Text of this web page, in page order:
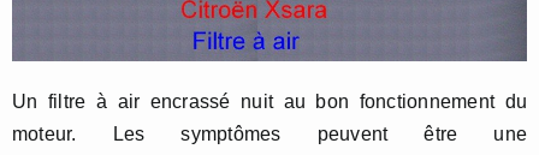
Un filtre à air encrassé nuit au bon fonctionnement du
moteur. Les symptômes peuvent être une